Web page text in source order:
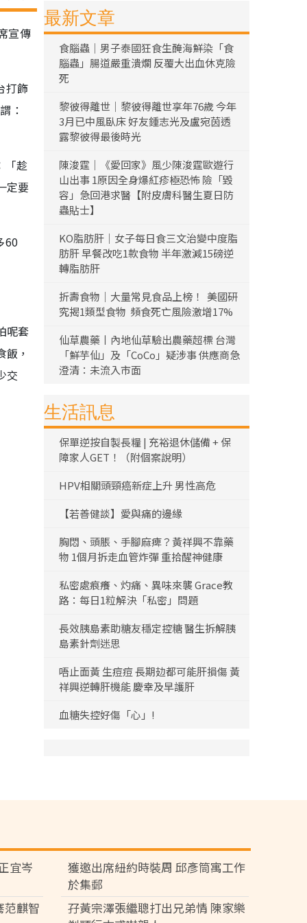
宣傳
打飾
：
「趁
定要
60
呢套
，
交
最新文章
食腦蟲｜男子泰國狂食生醃海鮮染「食
腦蟲」腸道嚴重潰爛 反覆大出血休克險
死
黎彼得離世｜黎彼得離世享年76歲 今年
3月已中風臥床 好友鍾志光及盧宛茵透
露黎彼得最後時光
陳浚霆｜《愛回家》風少陳浚霆歐遊行
山出事 1原因全身爆紅疹極恐怖 險「毀
容」急回港求醫【附皮膚科醫生夏日防
蟲貼士】
KO脂肪肝｜女子每日食三文治變中度脂
肪肝 早餐改吃1款食物 半年激減15磅逆
轉脂肪肝
折壽食物｜大量常見食品上榜！ 美國研
究揭1類型食物 頻食死亡風險激增17%
仙草農藥丨內地仙草驗出農藥超標 台灣
「鮮芋仙」及「CoCo」疑涉事 供應商急
澄清：未流入市面
生活訊息
保單逆按自製長糧 | 充裕退休儲備 + 保
障家人GET！（附個案說明）
HPV相關頭頸癌新症上升 男性高危
【若善健談】愛與痛的邊緣
胸悶、頭脹、手腳麻痺？黃祥興不靠藥
物 1個月拆走血管炸彈 重拾醒神健康
私密處痕癢、灼痛、異味來襲 Grace教
路：每日1粒解決「私密」問題
長效胰島素助糖友穩定控糖 醫生拆解胰
島素針劑迷思
唔止面黃 生痘痘 長期攰都可能肝損傷 黃
祥興逆轉肝機能 慶幸及早護肝
血糖失控好傷「心」!
宜岑
獲邀出席紐約時裝周 邱彥筒寓工作
於集郵
范麒智
孖黃宗澤張繼聰打出兄弟情 陳家樂